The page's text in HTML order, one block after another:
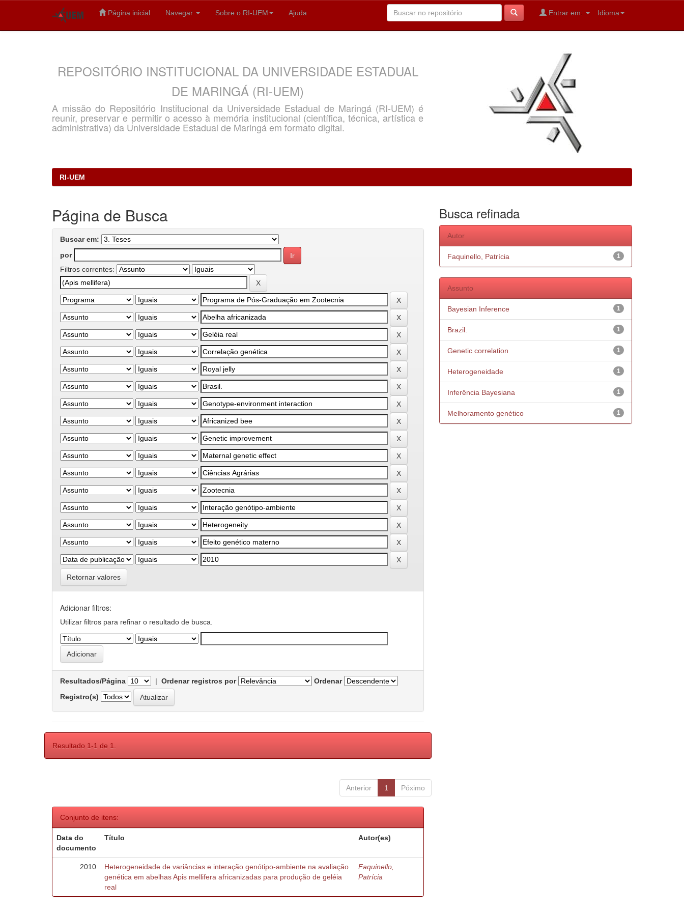
Página inicial Navegar Sobre o RI-UEM Ajuda Idioma
Entrar em:
REPOSITÓRIO INSTITUCIONAL DA UNIVERSIDADE ESTADUAL
DE MARINGÁ (RI-UEM)
A missão do Repositório Institucional da Universidade Estadual de Maringá (RI-UEM) é
reunir, preservar e permitir o acesso à memória institucional (científica, técnica, artística e
administrativa) da Universidade Estadual de Maringá em formato digital.
RI-UEM
Página de Busca
Buscar em:
por
Filtros correntes:
Retornar valores
Adicionar filtros:
Utilizar filtros para refinar o resultado de busca.
Resultados/Página | Ordenar registros por
Ordenar
Registro(s)
Resultado 1-1 de 1.
Anterior 1 Póximo
Conjunto de itens:
Data do
documento
Título Autor(es)
2010
Heterogeneidade de variâncias e interação genótipo-ambiente na avaliação
genética em abelhas Apis mellifera africanizadas para produção de geléia
real
Faquinello,
Patrícia
Busca refinada
Autor
1
Faquinello, Patrícia
Assunto
1
Bayesian Inference
1
Brazil.
1
Genetic correlation
1
Heterogeneidade
1
Inferência Bayesiana
1
Melhoramento genético